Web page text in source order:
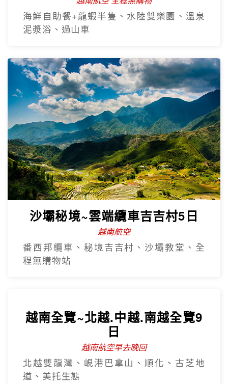
樂享珍珠~芽莊+大勒山海戀超值
5日
越南航空 全程無購物
海鮮自助餐+龍蝦半隻、水陸雙樂園、溫泉
泥漿浴、過山車
沙壩秘境~雲端纜車吉吉村5日
越南航空
番西邦纜車、秘境吉吉村、沙壩教堂、全